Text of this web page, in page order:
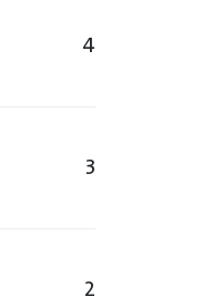
4
3
2